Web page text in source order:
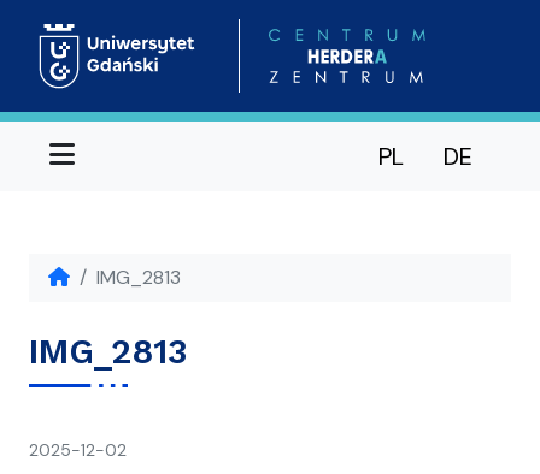
Menu PL DE
IMG_2813
IMG_2813
2025-12-02